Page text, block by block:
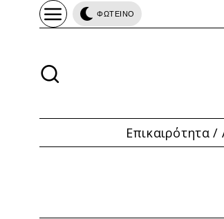
ΦΩΤΕΙΝΟ
Επικαιρότητα /